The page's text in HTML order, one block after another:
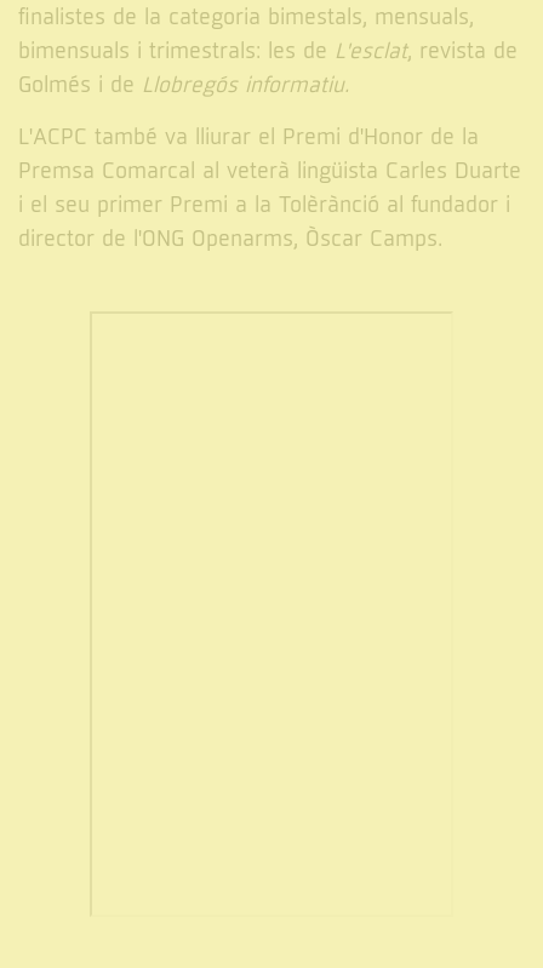
finalistes de la categoria bimestals, mensuals,
bimensuals i trimestrals: les de L'esclat, revista de
Golmés i de Llobregós informatiu.
L'ACPC també va lliurar el Premi d'Honor de la
Premsa Comarcal al veterà lingüista Carles Duarte
i el seu primer Premi a la Tolèrànció al fundador i
director de l'ONG Openarms, Òscar Camps.